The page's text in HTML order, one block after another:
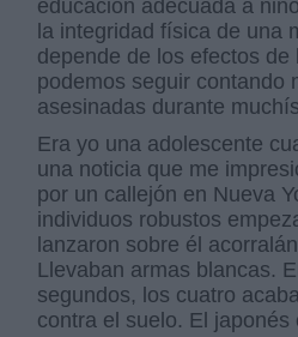
educación adecuada a
la integridad física de una
depende de los efectos de
podemos seguir contando
asesinadas durante
Era yo una adolescente
una noticia que me
por un callejón en Nueva
individuos robustos
lanzaron sobre él
Llevaban armas blancas.
segundos, los cuatro
contra el suelo. El